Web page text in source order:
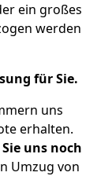
ein großes
werden
für Sie.
uns
erhalten.
uns noch
Umzug von